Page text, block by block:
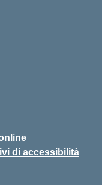
di accessibilità